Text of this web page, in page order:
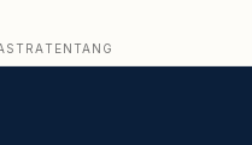
TENTANG